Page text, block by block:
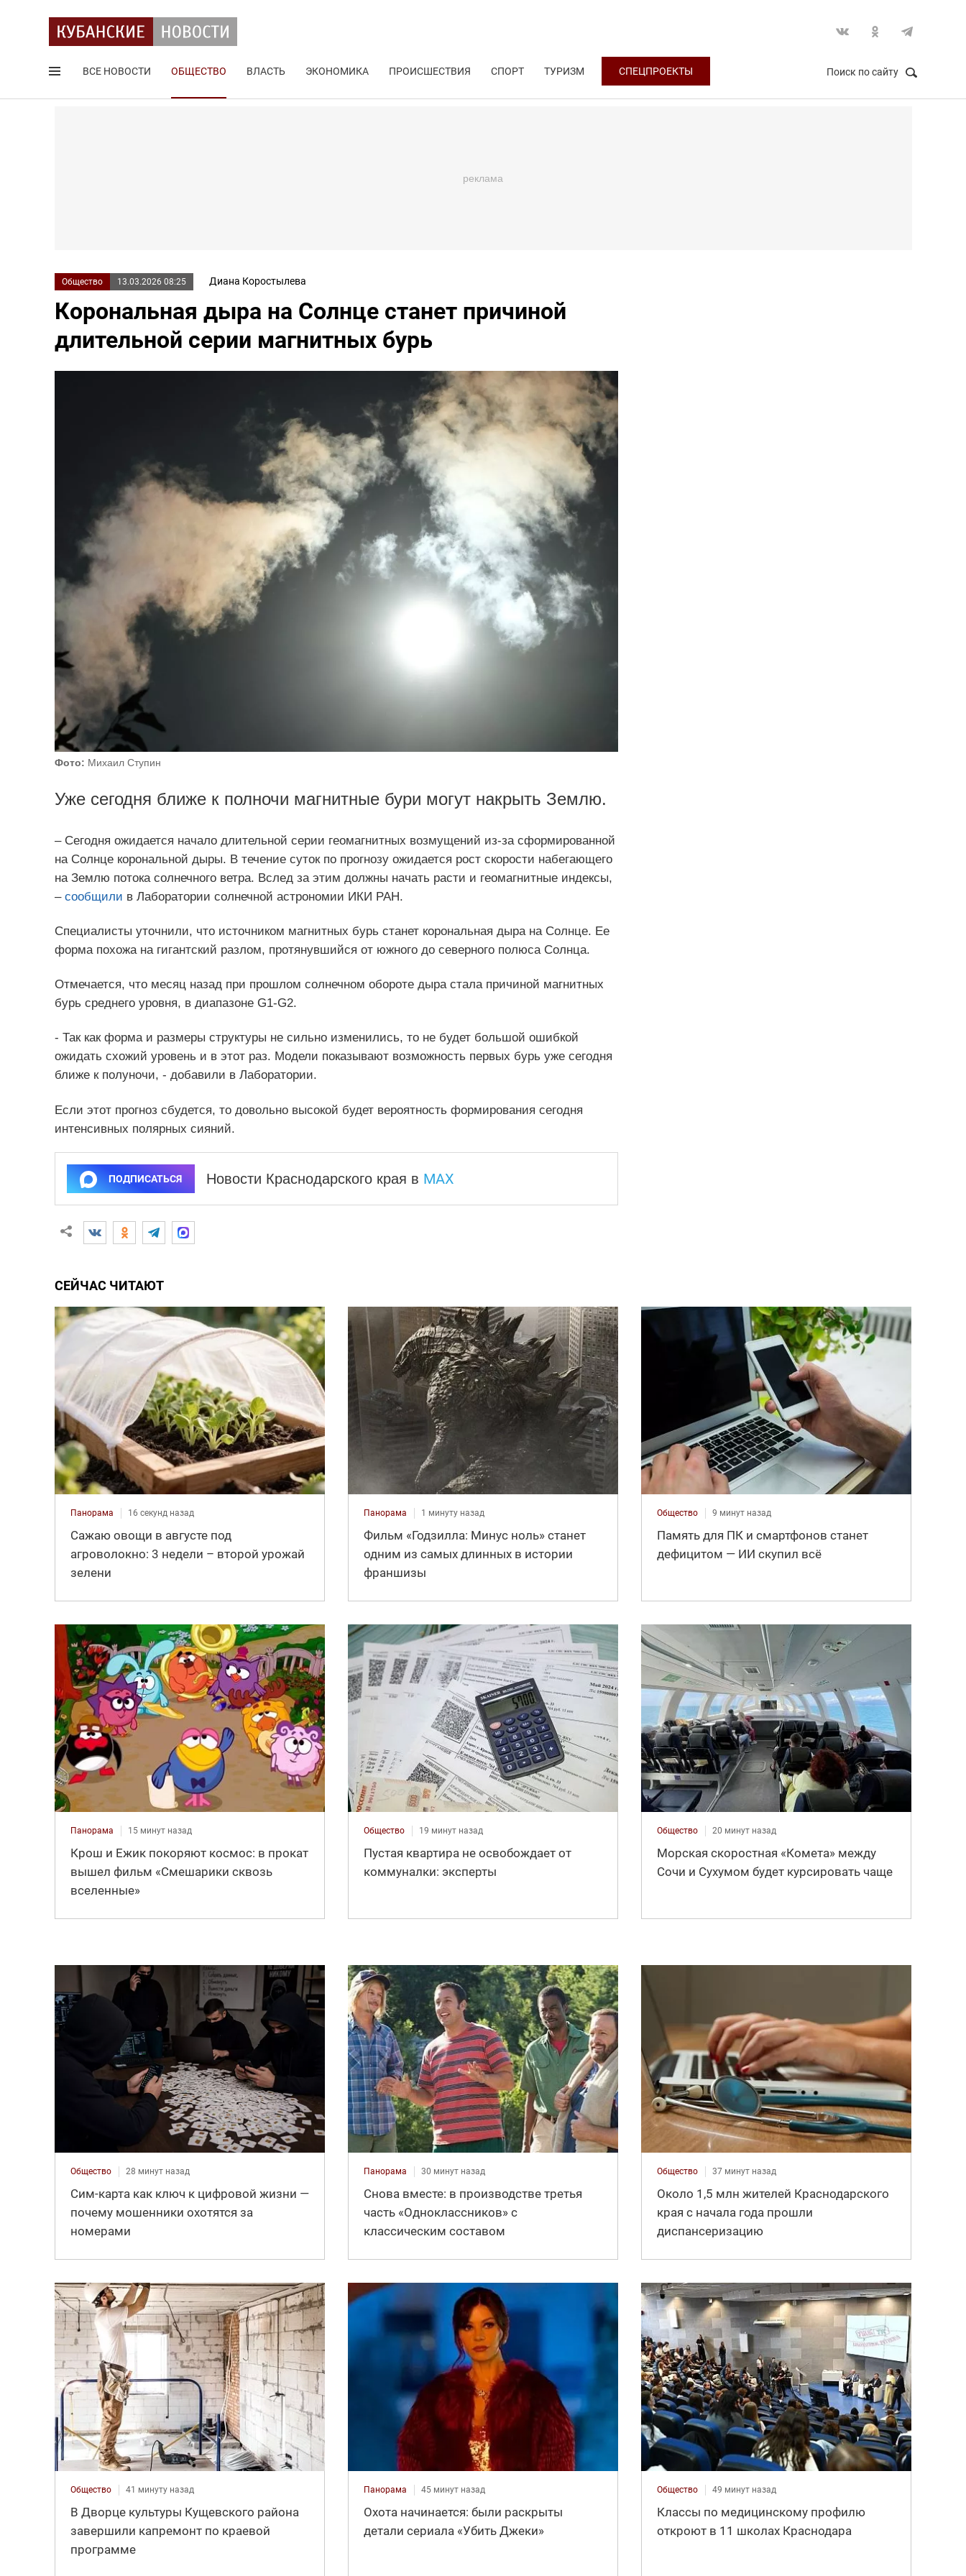
ВСЕ НОВОСТИ ОБЩЕСТВО ВЛАСТЬ ЭКОНОМИКА ПРОИСШЕСТВИЯ СПОРТ ТУРИЗМ СПЕЦПРОЕКТЫ Поиск по сайту
Общество 13.03.2026 08:25 Диана Коростылева
Корональная дыра на Солнце станет причиной
длительной серии магнитных бурь
Фото: Михаил Ступин
Уже сегодня ближе к полночи магнитные бури могут накрыть Землю.
– Сегодня ожидается начало длительной серии геомагнитных возмущений из-за сформированной
на Солнце корональной дыры. В течение суток по прогнозу ожидается рост скорости набегающего
на Землю потока солнечного ветра. Вслед за этим должны начать расти и геомагнитные индексы,
– сообщили в Лаборатории солнечной астрономии ИКИ РАН.
Специалисты уточнили, что источником магнитных бурь станет корональная дыра на Солнце. Ее
форма похожа на гигантский разлом, протянувшийся от южного до северного полюса Солнца.
Отмечается, что месяц назад при прошлом солнечном обороте дыра стала причиной магнитных
бурь среднего уровня, в диапазоне G1-G2.
- Так как форма и размеры структуры не сильно изменились, то не будет большой ошибкой
ожидать схожий уровень и в этот раз. Модели показывают возможность первых бурь уже сегодня
ближе к полуночи, - добавили в Лаборатории.
Если этот прогноз сбудется, то довольно высокой будет вероятность формирования сегодня
интенсивных полярных сияний.
ПОДПИСАТЬСЯ Новости Краснодарского края в MAX
СЕЙЧАС ЧИТАЮТ
Панорама 16 секунд назад
Сажаю овощи в августе под
агроволокно: 3 недели – второй урожай
зелени
Панорама 1 минуту назад
Фильм «Годзилла: Минус ноль» станет
одним из самых длинных в истории
франшизы
Общество 9 минут назад
Память для ПК и смартфонов станет
дефицитом — ИИ скупил всё
Панорама 15 минут назад
Крош и Ежик покоряют космос: в прокат
вышел фильм «Смешарики сквозь
вселенные»
Общество 19 минут назад
Пустая квартира не освобождает от
коммуналки: эксперты
Общество 20 минут назад
Морская скоростная «Комета» между
Сочи и Сухумом будет курсировать чаще
Общество 28 минут назад
Сим-карта как ключ к цифровой жизни —
почему мошенники охотятся за
номерами
Панорама 30 минут назад
Снова вместе: в производстве третья
часть «Одноклассников» с
классическим составом
Общество 37 минут назад
Около 1,5 млн жителей Краснодарского
края с начала года прошли
диспансеризацию
Общество 41 минуту назад
В Дворце культуры Кущевского района
завершили капремонт по краевой
программе
Панорама 45 минут назад
Охота начинается: были раскрыты
детали сериала «Убить Джеки»
Общество 49 минут назад
Классы по медицинскому профилю
откроют в 11 школах Краснодара